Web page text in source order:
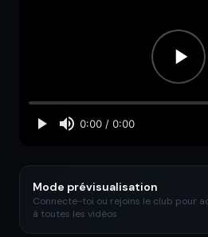
Mode prévisualisation
Connecte-toi ou rejoins le club pour
à toutes les vidéos